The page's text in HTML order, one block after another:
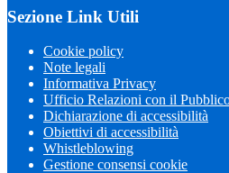
Sezione Link Utili
Cookie policy
Note legali
Informativa Privacy
Ufficio Relazioni con il
Dichiarazione di accessibilità
Obiettivi di accessibilità
Whistleblowing
Gestione consensi cookie